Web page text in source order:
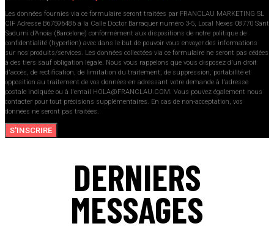
Les données fournies via ce formulaire seront traitées par FRANCLAU MARKETING SL
CIF Adresse B67596486 à la Calle Doctor Barraquer numéro 3-5, Local Nexes 08770 Sant
Sadurni d’Anoia (Barcelone) conformément aux dispositions de notre politique de
confidentialité (hyperlien) avec dans le but de pouvoir vous envoyer des informations
sur nos produits/services. Les données collectées via ce formulaire ne seront pas cédées
à des tiers sauf obligation légale. Nous vous rappelons que vous disposez d'un droit
d'accès, de rectification, de limitation du traitement, de suppression, portabilité et
opposition au traitement de vos données en adressant votre demande à l'adresse
postale indiquée ou à l'email HOLA@FRANCLAU.COM. Vous pouvez également nous
contacter pour tout précisions supplémentaires. En cas de non-acceptation, vos
données ne seront pas traitées.
S'INSCRIRE
DERNIERS
MESSAGES